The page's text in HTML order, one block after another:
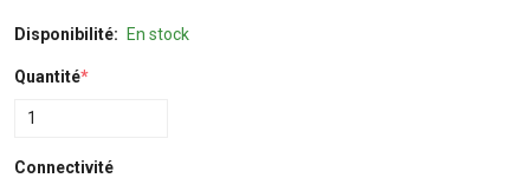
Disponibilité: En stock
Quantité*
Connectivité